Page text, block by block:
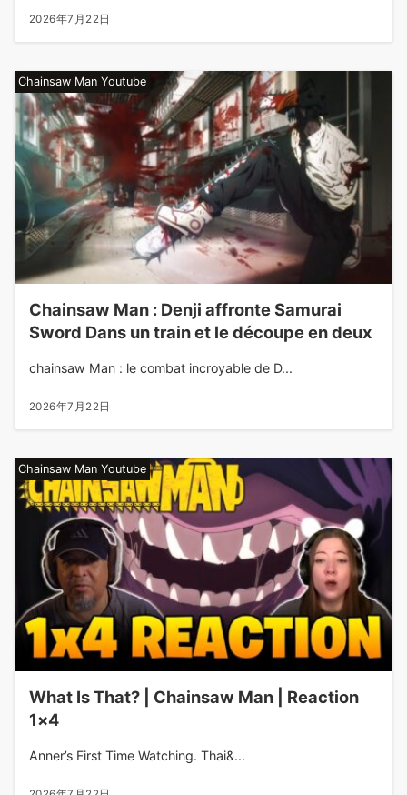
2026年7月22日
Chainsaw Man Youtube
Chainsaw Man : Denji affronte Samurai
Sword Dans un train et le découpe en deux
chainsaw Man : le combat incroyable de D...
2026年7月22日
Chainsaw Man Youtube
What Is That? | Chainsaw Man | Reaction
1×4
Anner’s First Time Watching. Thai&...